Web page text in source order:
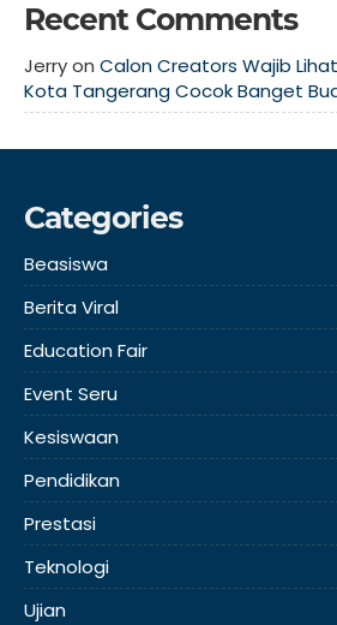
Recent Comments
Jerryon Calon Creators Wajib
Kota Tangerang Cocok Banget
Categories
Beasiswa
Berita Viral
Education Fair
Event Seru
Kesiswaan
Pendidikan
Prestasi
Teknologi
Ujian